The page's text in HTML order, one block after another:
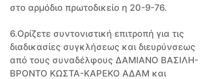
στο αρμόδιο πρωτοδικείο η 20-9-76.
6.Ορίζετε συντονιστική επιτροπή για τις
διαδικασίες συγκλήσεως και διευρύνσεως
από τους συναδέλφους ΔΑΜΙΑΝΟ ΒΑΣΙΛΗ-
ΒΡΟΝΤΟ ΚΩΣΤΑ-ΚΑΡΕΚΟ ΑΔΑΜ και